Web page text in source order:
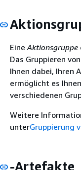
EineAktionsgruppe
Das Gruppieren
Ihnen dabei, Ihren
ermöglicht es
verschiedenen
Weitere
unterGruppierung
-Artefakte